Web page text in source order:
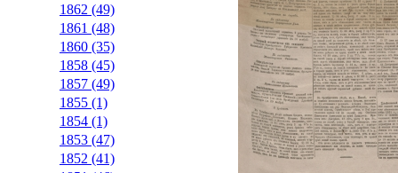
1862 (49)
1861 (48)
1860 (35)
1858 (45)
1857 (49)
1855 (1)
1854 (1)
1853 (47)
1852 (41)